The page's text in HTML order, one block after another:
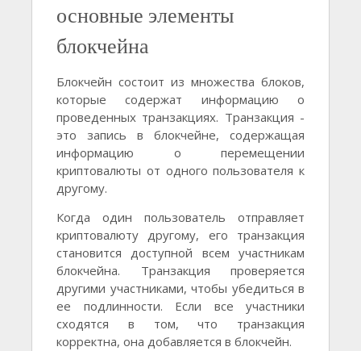
основные элементы
блокчейна
Блокчейн состоит из множества блоков,
которые содержат информацию о
проведенных транзакциях. Транзакция -
это запись в блокчейне, содержащая
информацию о перемещении
криптовалюты от одного пользователя к
другому.
Когда один пользователь отправляет
криптовалюту другому, его транзакция
становится доступной всем участникам
блокчейна. Транзакция проверяется
другими участниками, чтобы убедиться в
ее подлинности. Если все участники
сходятся в том, что транзакция
корректна, она добавляется в блокчейн.